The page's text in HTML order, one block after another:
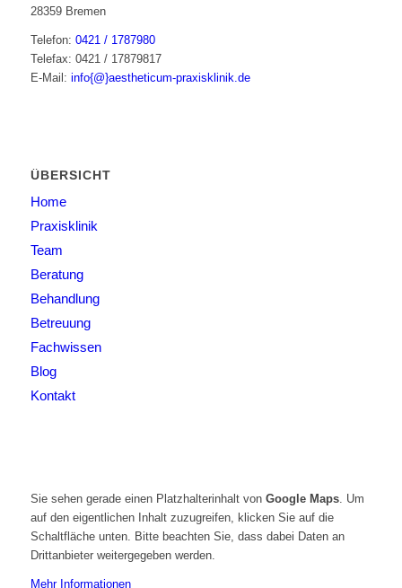
28359 Bremen
Telefon: 0421 / 1787980
Telefax: 0421 / 17879817
E-Mail: info{@}aestheticum-praxisklinik.de
ÜBERSICHT
Home
Praxisklinik
Team
Beratung
Behandlung
Betreuung
Fachwissen
Blog
Kontakt
Sie sehen gerade einen Platzhalterinhalt von Google Maps. Um
auf den eigentlichen Inhalt zuzugreifen, klicken Sie auf die
Schaltfläche unten. Bitte beachten Sie, dass dabei Daten an
Drittanbieter weitergegeben werden.
Mehr Informationen